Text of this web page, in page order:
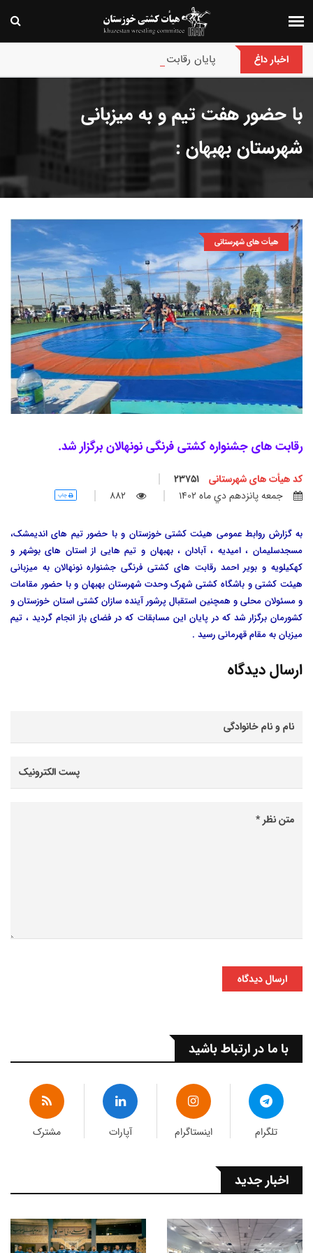
اخبار داغ پایان رقابت های بین‌المللی جام حسن گمیجی و
با حضور هفت تیم و به میزبانی
شهرستان بهبهان :
هیأت های شهرستانی
رقابت های جشنواره کشتی فرنگی نونهالان برگزار شد.
کد هیأت های شهرستانی
جمعه پانزدهم دي ماه 1402
882 چاپ
به گزارش روابط عمومی هیئت کشتی خوزستان و با حضور تیم های اندیمشک،
مسجدسلیمان ، امیدیه ، آبادان ، بهبهان و تیم هایی از استان های بوشهر و
کهکیلویه و بویر احمد رقابت های کشتی فرنگی جشنواره نونهالان به میزبانی
هیئت کشتی و باشگاه کشتی شهرک وحدت شهرستان بهبهان و با حضور مقامات
و مسئولان محلی و همچنین استقبال پرشور آینده سازان کشتی استان خوزستان و
کشورمان برگزار شد که در پایان این مسابقات که در فضای باز انجام گردید ، تیم
میزبان به مقام قهرمانی رسید .
ارسال دیدگاه
ارسال دیدگاه
با ما در ارتباط باشید
تلگرام اینستاگرام آپارات مشترک
اخبار جدید